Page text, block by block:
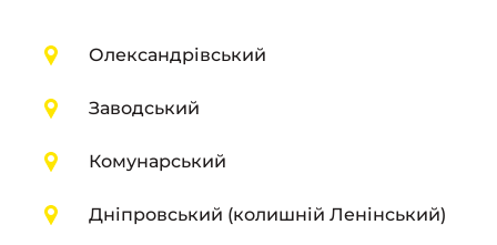
Олександрівський
Заводський
Комунарський
Дніпровський (колишній Ленінський)